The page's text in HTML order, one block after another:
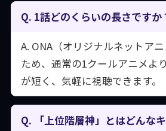
Q. 1話どのくらいの長さですか
A. ONA（オリジナルネットア
ため、通常の1クールアニメよ
が短く、気軽に視聴できます。
Q. 「上位階層神」とはどんな